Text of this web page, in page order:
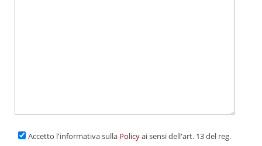
Accetto l'informativa sulla Policyai sensi dell'art. 13 del reg.